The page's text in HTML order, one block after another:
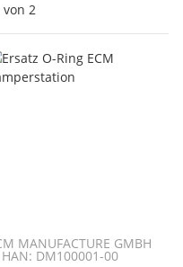
von 2
MANUFACTURE GMBH
DM100001-00